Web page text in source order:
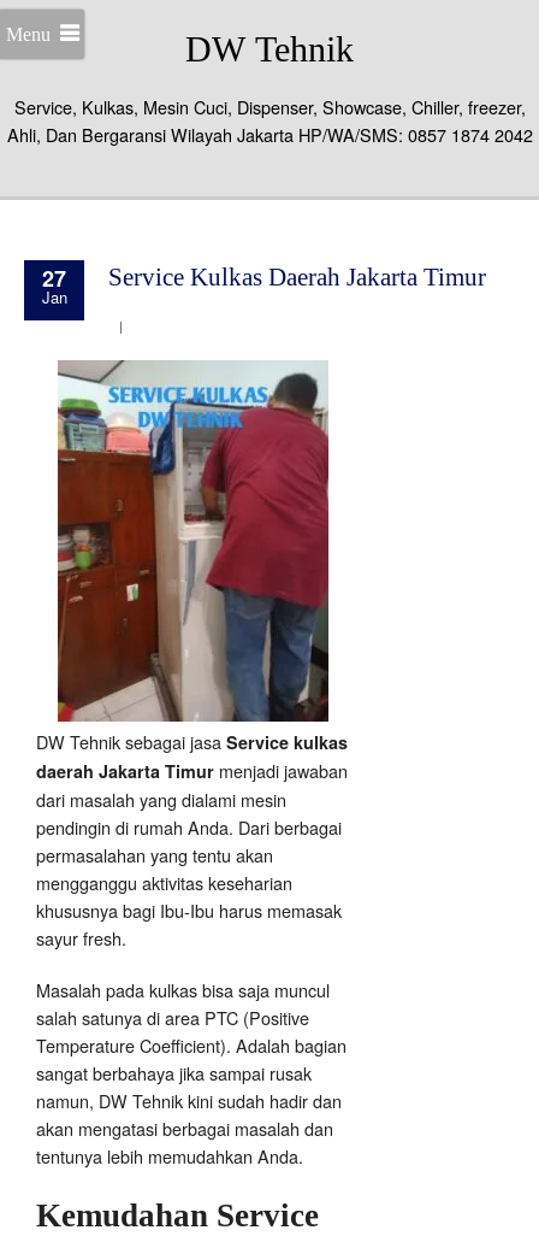
Menu DW Tehnik
Service, Kulkas, Mesin Cuci, Dispenser, Showcase, Chiller, freezer,
Ahli, Dan Bergaransi Wilayah Jakarta HP/WA/SMS: 0857 1874 2042
27
Jan
Service Kulkas Daerah Jakarta Timur
DW Tehnik sebagai jasa Service kulkas
daerah Jakarta Timur menjadi jawaban
dari masalah yang dialami mesin
pendingin di rumah Anda. Dari berbagai
permasalahan yang tentu akan
mengganggu aktivitas keseharian
khususnya bagi Ibu-Ibu harus memasak
sayur fresh.
Masalah pada kulkas bisa saja muncul
salah satunya di area PTC (Positive
Temperature Coefficient). Adalah bagian
sangat berbahaya jika sampai rusak
namun, DW Tehnik kini sudah hadir dan
akan mengatasi berbagai masalah dan
tentunya lebih memudahkan Anda.
Kemudahan Service